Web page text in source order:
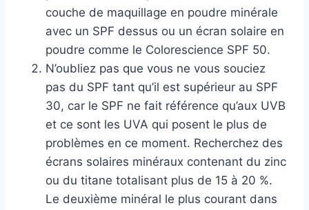
couche de maquillage en poudre minérale
avec un SPF dessus ou un écran solaire en
poudre comme le Colorescience SPF 50.
N’oubliez pas que vous ne vous souciez
pas du SPF tant qu’il est supérieur au SPF
30, car le SPF ne fait référence qu’aux UVB
et ce sont les UVA qui posent le plus de
problèmes en ce moment. Recherchez des
écrans solaires minéraux contenant du zinc
ou du titane totalisant plus de 15 à 20 %.
Le deuxième minéral le plus courant dans